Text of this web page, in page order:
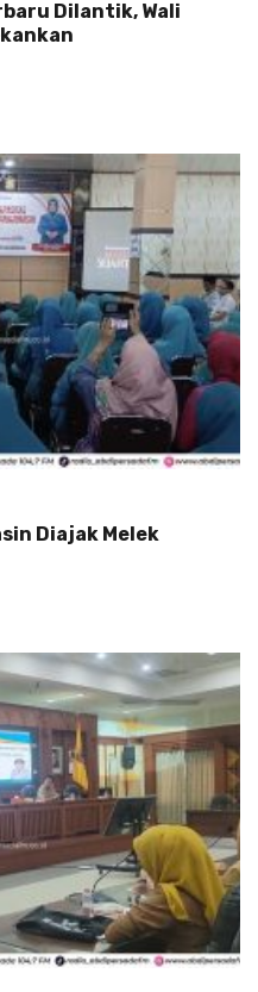
Dilantik, Wali
Diajak Melek